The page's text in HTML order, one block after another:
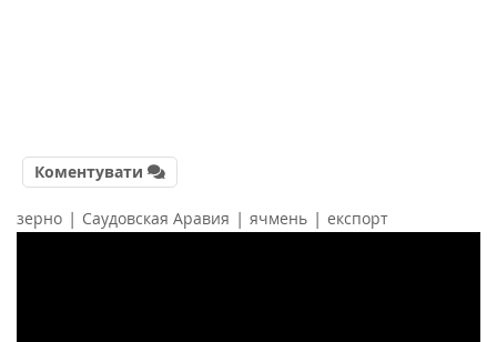
Коментувати
зерно | Саудовская Аравия | ячмень | експорт